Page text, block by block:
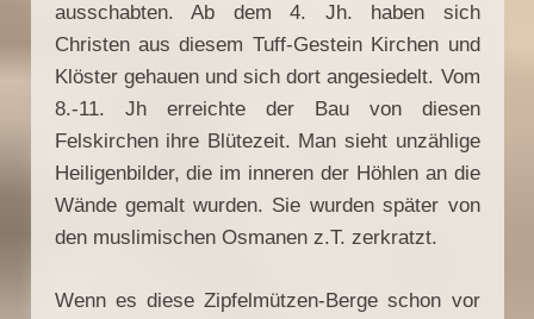
ausschabten. Ab dem 4. Jh. haben sich
Christen aus diesem Tuff-Gestein Kirchen und
Klöster gehauen und sich dort angesiedelt. Vom
8.-11. Jh erreichte der Bau von diesen
Felskirchen ihre Blütezeit. Man sieht unzählige
Heiligenbilder, die im inneren der Höhlen an die
Wände gemalt wurden. Sie wurden später von
den muslimischen Osmanen z.T. zerkratzt.
Wenn es diese Zipfelmützen-Berge schon vor